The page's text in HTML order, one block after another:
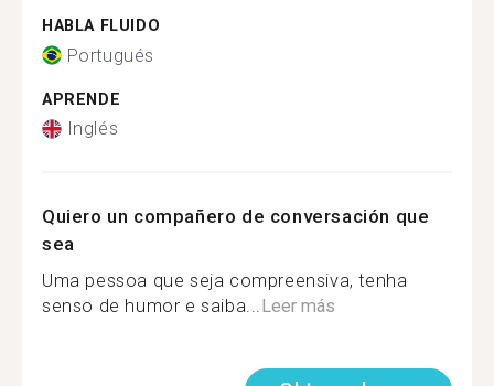
HABLA FLUIDO
Portugués
APRENDE
Inglés
Quiero un compañero de conversación que
sea
Uma pessoa que seja compreensiva, tenha
senso de humor e saiba...Leer más